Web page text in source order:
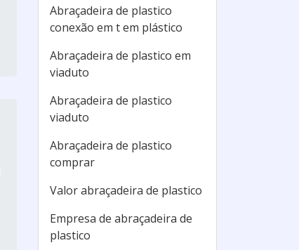
Abraçadeira de plastico
conexão em t em plástico
Abraçadeira de plastico em
viaduto
Abraçadeira de plastico
viaduto
Abraçadeira de plastico
comprar
Valor abraçadeira de plastico
Empresa de abraçadeira de
plastico